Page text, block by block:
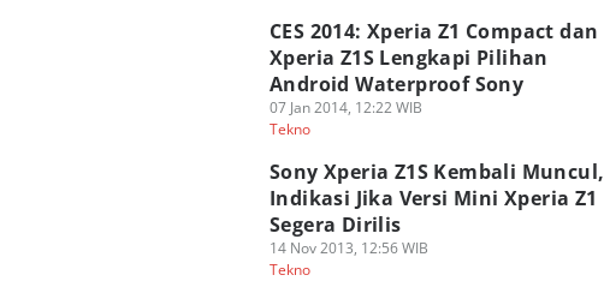
CES 2014: Xperia Z1 Compact dan
Xperia Z1S Lengkapi Pilihan
Android Waterproof Sony
07 Jan 2014, 12:22 WIB
Tekno
Sony Xperia Z1S Kembali Muncul,
Indikasi Jika Versi Mini Xperia Z1
Segera Dirilis
14 Nov 2013, 12:56 WIB
Tekno